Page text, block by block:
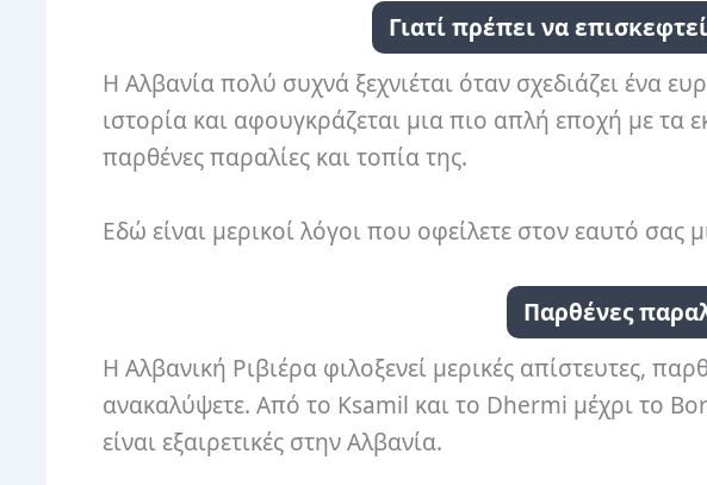
Γιατί πρέπει να
Η Αλβανία πολύ συχνά ξεχνιέται όταν σχεδιάζει ένα
ιστορία και αφουγκράζεται μια πιο απλή εποχή με τα
παρθένες παραλίες και τοπία της.
Εδώ είναι μερικοί λόγοι που οφείλετε στον εαυτό σας
Παρθένες
Η Αλβανική Ριβιέρα φιλοξενεί μερικές απίστευτες,
ανακαλύψετε. Από το Ksamil και το Dhermi μέχρι το
είναι εξαιρετικές στην Αλβανία.